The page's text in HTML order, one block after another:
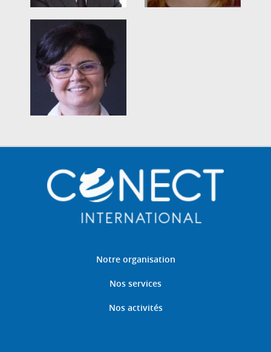
Notre organisation
Nos services
Nos activités